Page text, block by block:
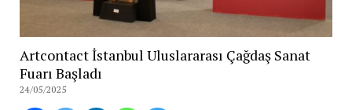
Artcontact İstanbul Uluslararası Çağdaş Sanat
Fuarı Başladı
24/05/2025